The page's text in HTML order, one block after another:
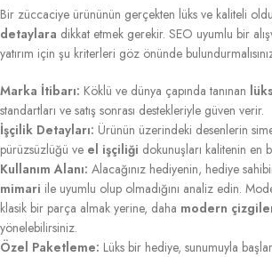
Bir züccaciye ürününün gerçekten lüks ve kaliteli
detaylara dikkat etmek gerekir. SEO uyumlu bir
yatırım için şu kriterleri göz önünde
Marka İtibarı: Köklü ve dünya çapında tanınan
standartları ve satış sonrası destekleriyle güven verir.
İşçilik Detayları: Ürünün üzerindeki desenlerin
pürüzsüzlüğü ve el işçiliği dokunuşları kalitenin en
Kullanım Alanı: Alacağınız hediyenin, hediye
mimari ile uyumlu olup olmadığını analiz edin.
klasik bir parça almak yerine, daha modern
yönelebilirsiniz.
Özel Paketleme: Lüks bir hediye, sunumuyla